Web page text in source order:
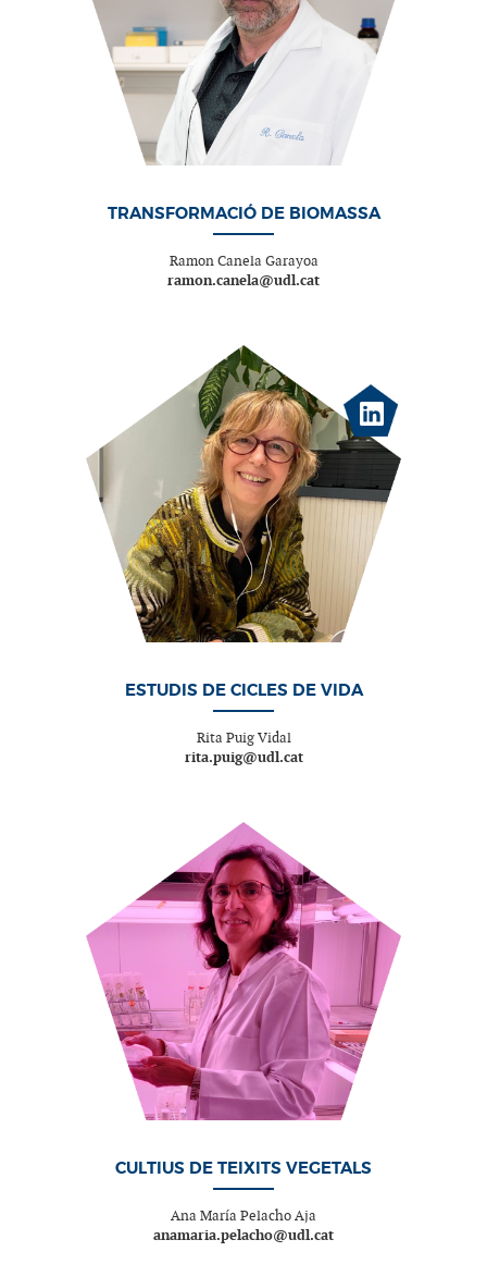
TRANSFORMACIÓ DE BIOMASSA
Ramon Canela Garayoa
ramon.canela@udl.cat
ESTUDIS DE CICLES DE VIDA
Rita Puig Vidal
rita.puig@udl.cat
CULTIUS DE TEIXITS VEGETALS
Ana María Pelacho Aja
anamaria.pelacho@udl.cat